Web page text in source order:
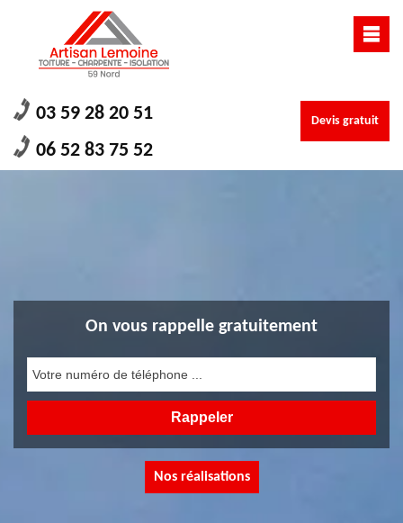
03 59 28 20 51
06 52 83 75 52
Devis gratuit
On vous rappelle gratuitement
Nos réalisations